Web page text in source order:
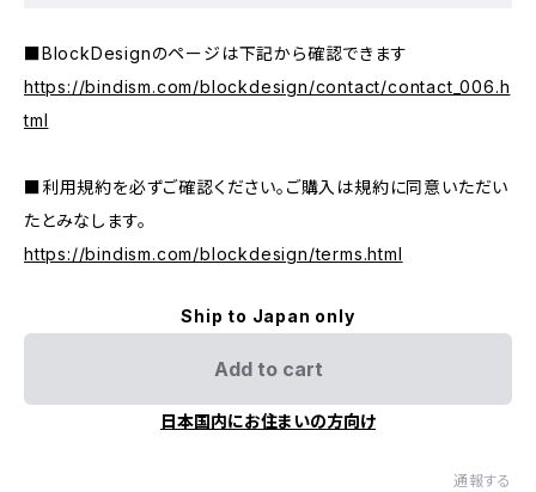
■BlockDesignのページは下記から確認できます
https://bindism.com/blockdesign/contact/contact_006.h
tml
■利用規約を必ずご確認ください。ご購入は規約に同意いただい
たとみなします。
https://bindism.com/blockdesign/terms.html
Ship to Japan only
Add to cart
日本国内にお住まいの方向け
通報する